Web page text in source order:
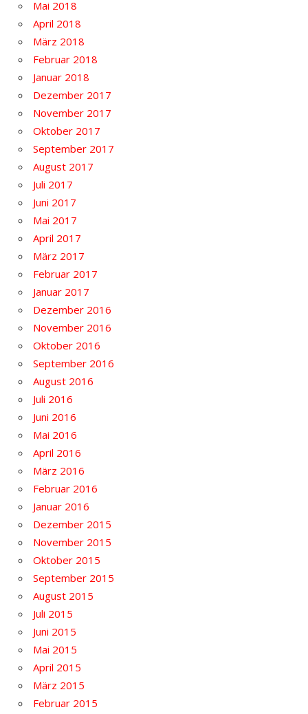
Mai 2018
April 2018
März 2018
Februar 2018
Januar 2018
Dezember 2017
November 2017
Oktober 2017
September 2017
August 2017
Juli 2017
Juni 2017
Mai 2017
April 2017
März 2017
Februar 2017
Januar 2017
Dezember 2016
November 2016
Oktober 2016
September 2016
August 2016
Juli 2016
Juni 2016
Mai 2016
April 2016
März 2016
Februar 2016
Januar 2016
Dezember 2015
November 2015
Oktober 2015
September 2015
August 2015
Juli 2015
Juni 2015
Mai 2015
April 2015
März 2015
Februar 2015